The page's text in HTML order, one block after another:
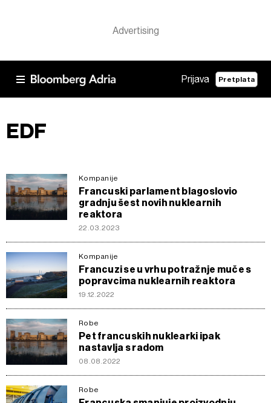
Prijava Pretplata
EDF
Kompanije
Francuski parlament blagoslovio
gradnju šest novih nuklearnih
reaktora
22.03.2023
Kompanije
Francuzi se u vrhu potražnje muče s
popravcima nuklearnih reaktora
19.12.2022
Robe
Pet francuskih nuklearki ipak
nastavlja s radom
08.08.2022
Robe